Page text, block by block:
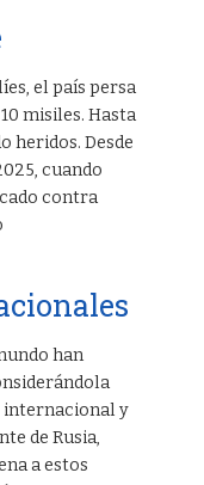
el país persa
misiles. Hasta
heridos. Desde
cuando
contra
han
internacional y
de Rusia,
a estos